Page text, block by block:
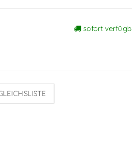
sofort